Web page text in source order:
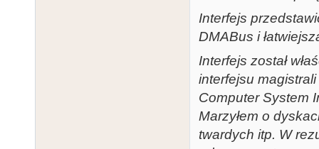
Interfejs
DMABus i
Interfejs został
interfejsu
Computer System
Marzyłem o
twardych itp. W